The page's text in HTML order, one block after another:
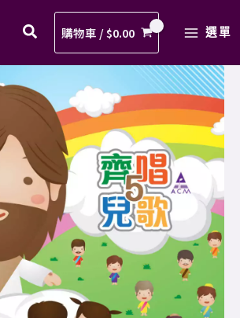
購物車 /$0.00
MENU
選單